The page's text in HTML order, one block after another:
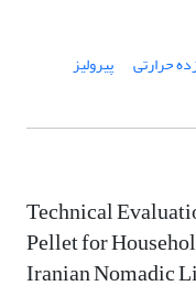
حرارتی
پیرولیز
Technical
Pellet for
Iranian Nomadic